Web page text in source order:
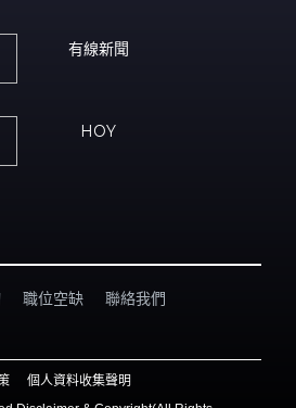
有線新聞
HOY
職位空缺 聯絡我們
個人資料收集聲明